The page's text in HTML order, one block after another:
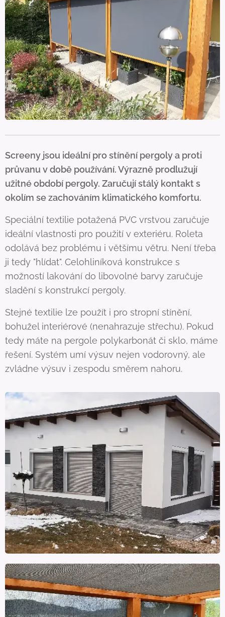
Screeny jsou ideální pro stínění pergoly a proti
průvanu v době používání. Výrazně prodlužují
užitné období pergoly. Zaručují stálý kontakt s
okolím se zachováním klimatického komfortu.
Speciální textilie potažená PVC vrstvou zaručuje
ideální vlastnosti pro použití v exteriéru. Roleta
odolává bez problému i většímu větru. Není třeba
ji tedy "hlídat". Celohliníková konstrukce s
možností lakování do libovolné barvy zaručuje
sladění s konstrukcí pergoly.
Stejné textilie lze použít i pro stropní stínění,
bohužel interiérové (nenahrazuje střechu). Pokud
tedy máte na pergole polykarbonát či sklo, máme
řešení. Systém umí výsuv nejen vodorovný, ale
zvládne výsuv i zespodu směrem nahoru.